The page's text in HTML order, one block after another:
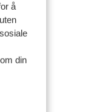
å
din